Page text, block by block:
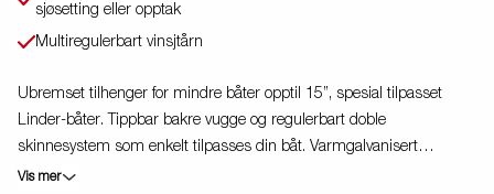
sjøsetting eller opptak
Multiregulerbart vinsjtårn
Ubremset tilhenger for mindre båter opptil 15”, spesial tilpasset
Linder-båter. Tippbar bakre vugge og regulerbart doble
skinnesystem som enkelt tilpasses din båt. Varmgalvanisert
understell sikrer din tilhenger lang holdbarhet. De elektriske
Vis mer